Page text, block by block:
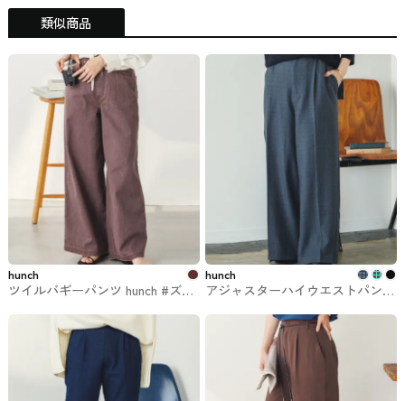
類似商品
hunch
ツイルバギーパンツ hunch #ズボ
hunch
アジャスターハイウエストパンツ